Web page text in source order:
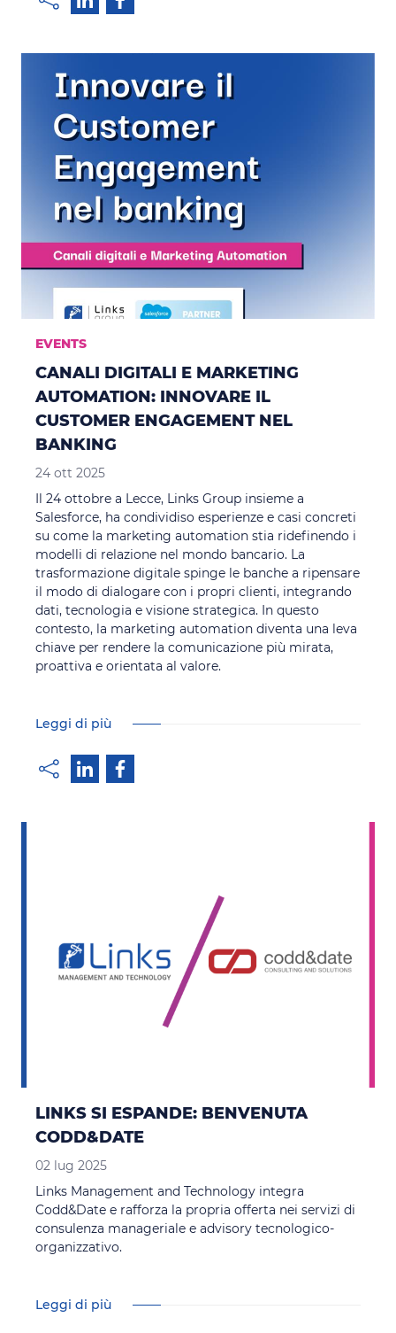
EVENTS
CANALI DIGITALI E MARKETING
AUTOMATION: INNOVARE IL
CUSTOMER ENGAGEMENT NEL
BANKING
24 ott 2025
Il 24 ottobre a Lecce, Links Group insieme a
Salesforce, ha condividiso esperienze e casi concreti
su come la marketing automation stia ridefinendo i
modelli di relazione nel mondo bancario. La
trasformazione digitale spinge le banche a ripensare
il modo di dialogare con i propri clienti, integrando
dati, tecnologia e visione strategica. In questo
contesto, la marketing automation diventa una leva
chiave per rendere la comunicazione più mirata,
proattiva e orientata al valore.
Leggi di più
LINKS SI ESPANDE: BENVENUTA
CODD&DATE
02 lug 2025
Links Management and Technology integra
Codd&Date e rafforza la propria offerta nei servizi di
consulenza manageriale e advisory tecnologico-
organizzativo.
Leggi di più